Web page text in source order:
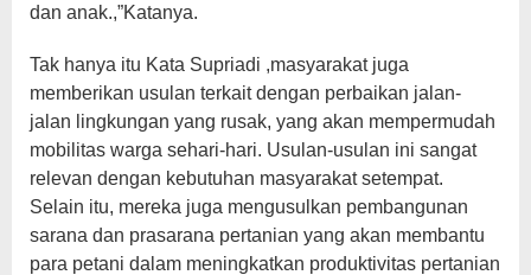
dan anak.,”Katanya.
Tak hanya itu Kata Supriadi ,masyarakat juga
memberikan usulan terkait dengan perbaikan jalan-
jalan lingkungan yang rusak, yang akan mempermudah
mobilitas warga sehari-hari. Usulan-usulan ini sangat
relevan dengan kebutuhan masyarakat setempat.
Selain itu, mereka juga mengusulkan pembangunan
sarana dan prasarana pertanian yang akan membantu
para petani dalam meningkatkan produktivitas pertanian